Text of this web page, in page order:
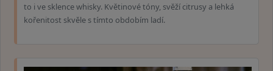
to i ve sklence whisky. Květinové tóny, svěží citrusy a lehká
kořenitost skvěle s tímto obdobím ladí.